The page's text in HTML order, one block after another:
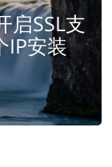
启SSL支
IP安装